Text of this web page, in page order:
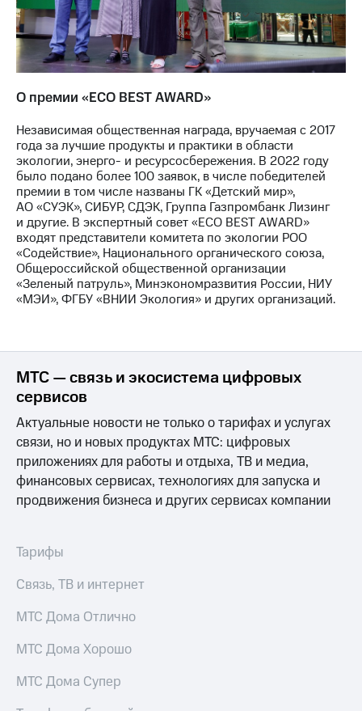
О премии «ECO BEST AWARD»
Независимая общественная награда, вручаемая с 2017
года за лучшие продукты и практики в области
экологии, энерго- и ресурсосбережения. В 2022 году
было подано более 100 заявок, в числе победителей
премии в том числе названы ГК «Детский мир»,
АО «СУЭК», СИБУР, СДЭК, Группа Газпромбанк Лизинг
и другие. В экспертный совет «ECO BEST AWARD»
входят представители комитета по экологии РОО
«Содействие», Национального органического союза,
Общероссийской общественной организации
«Зеленый патруль», Минэкономразвития России, НИУ
«МЭИ», ФГБУ «ВНИИ Экология» и других организаций.
МТС — связь и экосистема цифровых
сервисов
Актуальные новости не только о тарифах и услугах
связи, но и новых продуктах МТС: цифровых
приложениях для работы и отдыха, ТВ и медиа,
финансовых сервисах, технологиях для запуска и
продвижения бизнеса и других сервисах компании
Тарифы
Связь, ТВ и интернет
МТС Дома Отлично
МТС Дома Хорошо
МТС Дома Супер